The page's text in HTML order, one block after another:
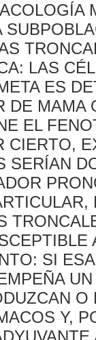
LAS
ES
DE
EL
CIERTO,
SERÍAN
SI
Y,